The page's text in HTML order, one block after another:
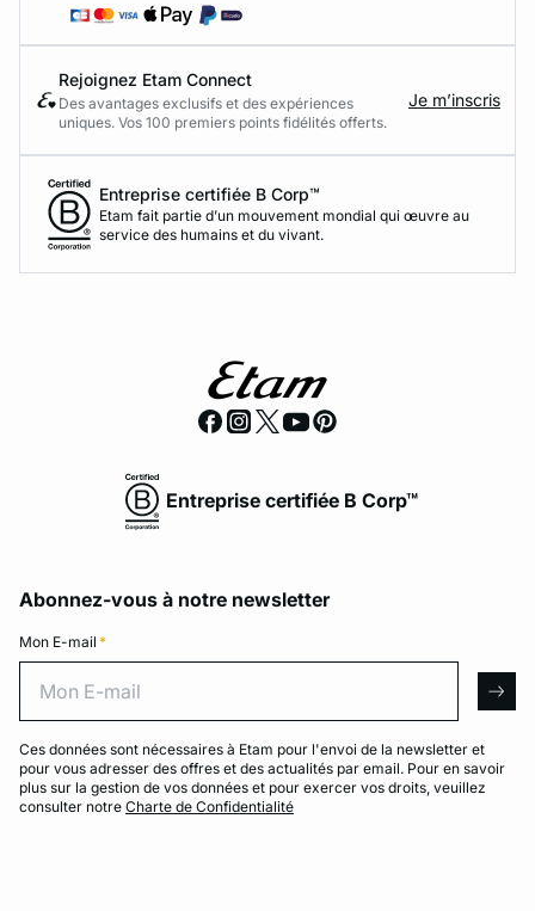
Rejoignez Etam Connect
Des avantages exclusifs et des expériences
uniques. Vos 100 premiers points fidélités offerts.
Je m’inscris
Entreprise certifiée B Corp™
Etam fait partie d’un mouvement mondial qui œuvre au
service des humains et du vivant.
Entreprise certifiée B Corp™
Abonnez-vous à notre newsletter
Mon E-mail *
Ces données sont nécessaires à Etam pour l'envoi de la newsletter et
pour vous adresser des offres et des actualités par email. Pour en savoir
plus sur la gestion de vos données et pour exercer vos droits, veuillez
consulter notre Charte de Confidentialité